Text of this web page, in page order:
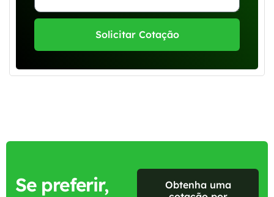
Solicitar Cotação
Se preferir,
Obtenha uma